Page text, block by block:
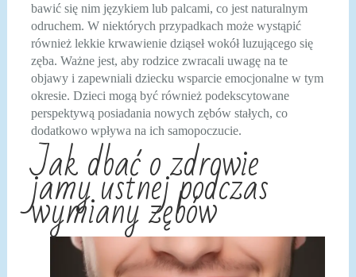
bawić się nim językiem lub palcami, co jest naturalnym
odruchem. W niektórych przypadkach może wystąpić
również lekkie krwawienie dziąseł wokół luzującego się
zęba. Ważne jest, aby rodzice zwracali uwagę na te
objawy i zapewniali dziecku wsparcie emocjonalne w tym
okresie. Dzieci mogą być również podekscytowane
perspektywą posiadania nowych zębów stałych, co
dodatkowo wpływa na ich samopoczucie.
Jak dbać o zdrowie
jamy ustnej podczas
wymiany zębów